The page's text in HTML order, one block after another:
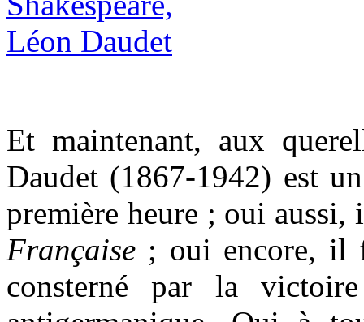
Et maintenant, aux
Daudet (1867-1942) est
première heure ; oui
Française ; oui encore, il
consterné par la